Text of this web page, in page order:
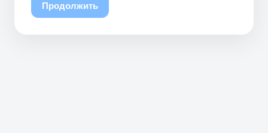
Продолжить